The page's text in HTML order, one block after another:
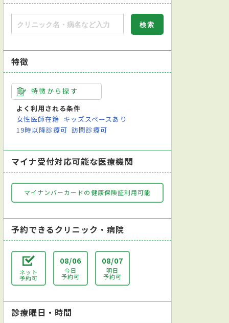
特徴
特徴から探す
よく利用される条件
女性医師在籍 キッズスペースあり
19時以降診療可 訪問診療可
マイナ受付対応可能な医療機関
マイナンバーカードの健康保険証利用可能
予約できるクリニック・病院
ネット
予約可
08/06
今日
予約可
08/07
明日
予約可
診療曜日・時間